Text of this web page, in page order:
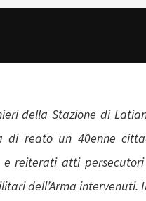
della Stazione di
di reato un 40enne
e reiterati atti
dell’Arma